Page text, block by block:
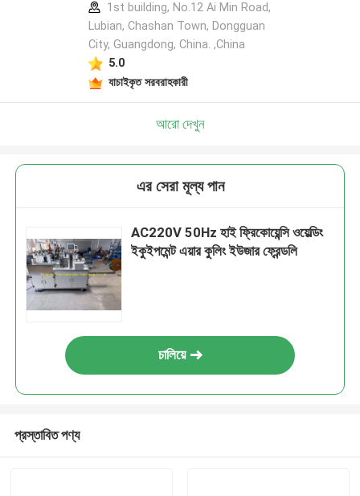
1st building, No.12 Ai Min Road,
Lubian, Chashan Town, Dongguan
City, Guangdong, China. ,China
5.0
যাচাইকৃত সরবরাহকারী
আরো দেখুন
এর সেরা মূল্য পান
AC220V 50Hz হাই ফ্রিকোয়েন্সি ওয়েল্ডিং
ইকুইপমেন্ট এয়ার কুলিং ইউজার ফ্রেন্ডলি
চালিয়ে
প্রস্তাবিত পণ্য